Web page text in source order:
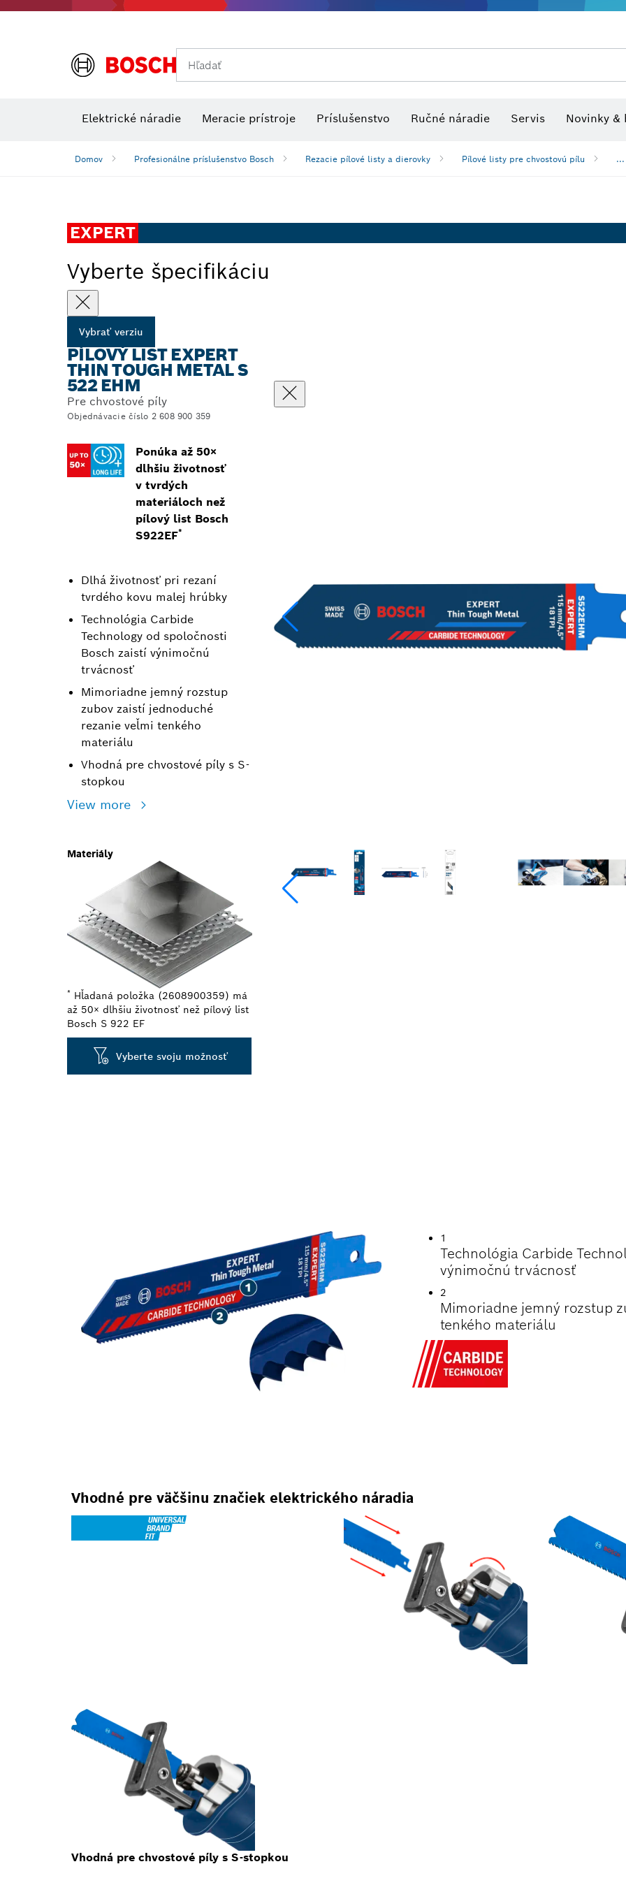
Hľadať
Elektrické náradie Meracie prístroje Príslušenstvo Ručné náradie Servis Novinky &
Domov Profesionálne príslušenstvo Bosch Rezacie pílové listy a dierovky Pílové listy pre chvostovú pílu ...
EXPERT
Vyberte špecifikáciu
Vybrať verziu
PÍLOVÝ LIST EXPERT
THIN TOUGH METAL S
522 EHM
Pre chvostové píly
Objednávacie číslo 2 608 900 359
Ponúka až 50×
dlhšiu životnosť
v tvrdých
materiáloch než
pílový list Bosch
S922EF*
Dlhá životnosť pri rezaní
tvrdého kovu malej hrúbky
Technológia Carbide
Technology od spoločnosti
Bosch zaistí výnimočnú
trvácnosť
Mimoriadne jemný rozstup
zubov zaistí jednoduché
rezanie veľmi tenkého
materiálu
Vhodná pre chvostové píly s S-
stopkou
View more
Materiály
* Hľadaná položka (2608900359) má
až 50× dlhšiu životnosť než pílový list
Bosch S 922 EF
Vyberte svoju možnosť
1
Technológia Carbide
výnimočnú trvácnosť
2
Mimoriadne jemný rozstup
tenkého materiálu
Vhodné pre väčšinu značiek elektrického náradia
Vhodná pre chvostové píly s S-stopkou